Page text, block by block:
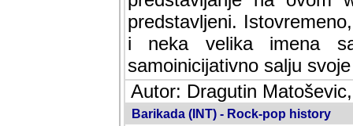
predstavljeni.
i neka velika imena
samoinicijativno salju
Autor: Dragutin
Barikada (INT) - Rock-pop history